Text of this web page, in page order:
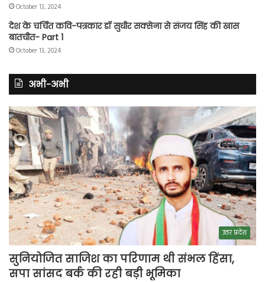
October 13, 2024
देश के चर्चित कवि-पत्रकार डॉ सुधीर सक्सेना से संजय सिंह की खास
बातचीत- Part 1
October 13, 2024
अभी-अभी
उत्तर प्रदेश
सुनियोजित साजिश का परिणाम थी संभल हिंसा,
सपा सांसद बर्क की रही बड़ी भूमिका